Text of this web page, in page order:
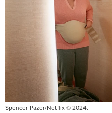
Spencer Pazer/Netflix © 2024.